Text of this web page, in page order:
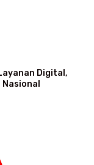
Digital,